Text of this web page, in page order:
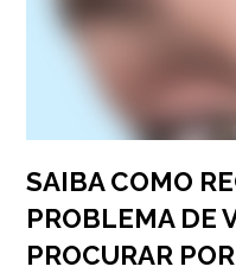
SAIBA COMO
PROBLEMA DE
PROCURAR